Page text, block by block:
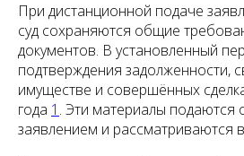
При дистанционной подаче
суд сохраняются общие
документов. В установленный
подтверждения задолженности,
имуществе и совершённых
года 1 . Эти материалы подаются
заявлением и рассматриваются